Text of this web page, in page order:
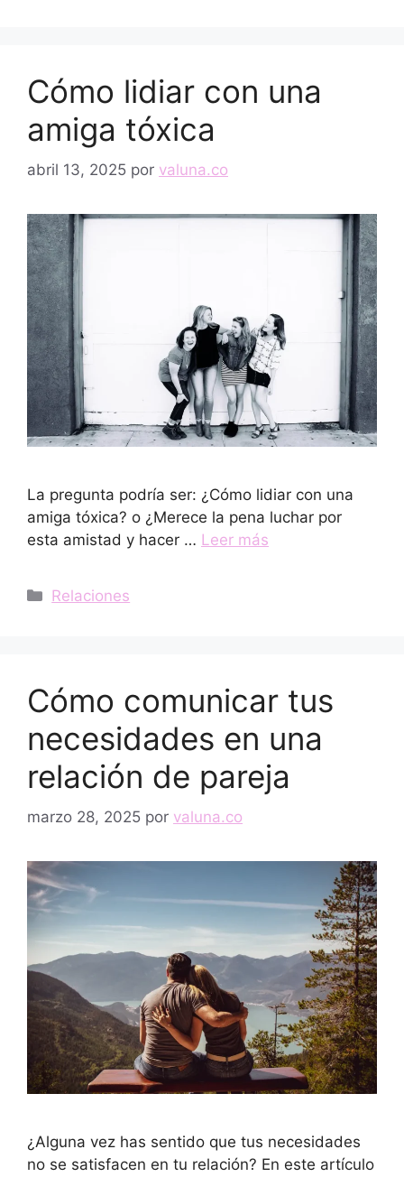
Cómo lidiar con una
amiga tóxica
abril 13, 2025 por valuna.co
La pregunta podría ser: ¿Cómo lidiar con una
amiga tóxica? o ¿Merece la pena luchar por
esta amistad y hacer … Leer más
Categorías
Relaciones
Cómo comunicar tus
necesidades en una
relación de pareja
marzo 28, 2025 por valuna.co
¿Alguna vez has sentido que tus necesidades
no se satisfacen en tu relación? En este artículo